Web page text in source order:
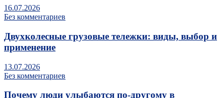
16.07.2026
Без комментариев
Двухколесные грузовые тележки: виды, выбор и
применение
13.07.2026
Без комментариев
Почему люди улыбаются по‑другому в